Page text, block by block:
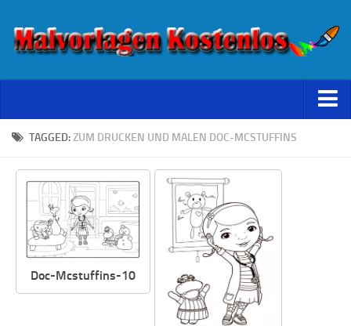
Starseite
TAGGED:ZUM DRUCKEN UND MALEN DOC-MCSTUFFINS
Doc-Mcstuffins-10